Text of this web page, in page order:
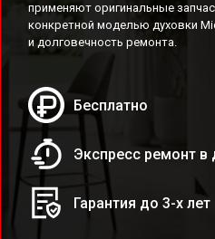
применяют оригинальные
конкретной моделью духовки
и долговечность ремонта.
Бесплатно
Экспресс ремонт в
Гарантия до 3-х лет